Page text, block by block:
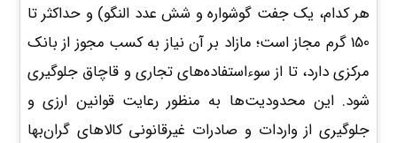
هر کدام، یک جفت گوشواره و شش عدد النگو) و حداکثر تا
150 گرم مجاز است؛ مازاد بر آن نیاز به کسب مجوز از بانک
مرکزی دارد، تا از سوءاستفاده‌های تجاری و قاچاق جلوگیری
شود. این محدودیت‌ها به منظور رعایت قوانین ارزی و
جلوگیری از واردات و صادرات غیرقانونی کالاهای گران‌بها